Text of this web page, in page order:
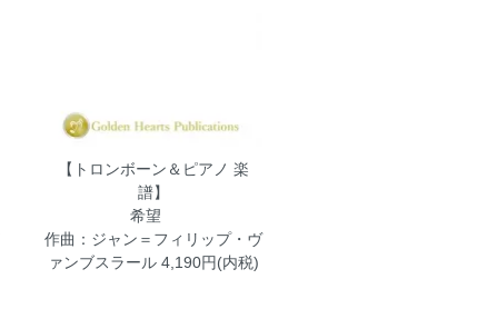
【トロンボーン＆ピアノ 楽
譜】
希望
作曲：ジャン＝フィリップ・ヴ
ァンブスラール4,190円(内税)